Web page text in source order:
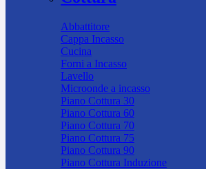
Abbattitore
Cappa Incasso
Cucina
Forni a Incasso
Lavello
Microonde a incasso
Piano Cottura 30
Piano Cottura 60
Piano Cottura 70
Piano Cottura 75
Piano Cottura 90
Piano Cottura Induzione